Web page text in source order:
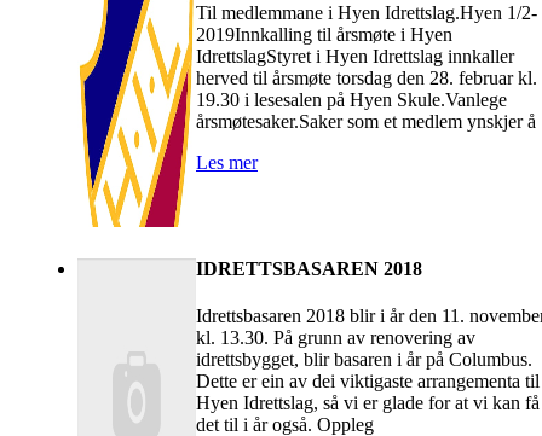
Til medlemmane i Hyen Idrettslag.Hyen 1/2-
2019Innkalling til årsmøte i Hyen
IdrettslagStyret i Hyen Idrettslag innkaller
herved til årsmøte torsdag den 28. februar kl.
19.30 i lesesalen på Hyen Skule.Vanlege
årsmøtesaker.Saker som et medlem ynskjer å
Les mer
IDRETTSBASAREN 2018
Idrettsbasaren 2018 blir i år den 11.
kl. 13.30. På grunn av renovering av
idrettsbygget, blir basaren i år på Columbus.
Dette er ein av dei viktigaste arrangementa til
Hyen Idrettslag, så vi er glade for at vi kan få
det til i år også. Oppleg